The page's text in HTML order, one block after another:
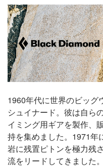
1960年代に世界のビッグ
シュイナード。彼は自ら
イミング用ギアを製作、
持を集めました。1971年
岩に残置ピトンを極力残
流をリードしてきました。